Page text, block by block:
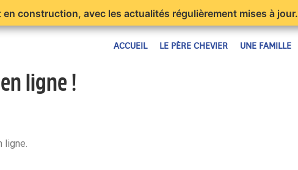
construction, avec les actualités régulièrement mises à jour.
ACCUEIL LE PÈRE CHEVIER UNE FAMILLE
ligne !
ligne.